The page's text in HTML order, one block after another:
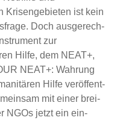
Krisengebieten ist kein
Doch aus­ge­rech­
zur
Hilfe, dem NEAT+,
NEAT+: Wahrung
Hilfe ver­öf­fent­
mit einer brei­
NGOs jetzt ein ein­